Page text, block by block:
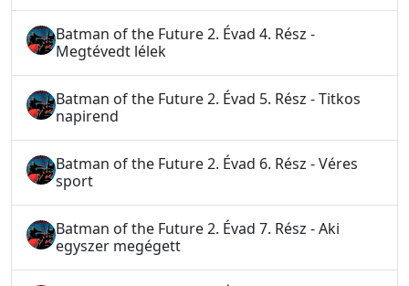
Batman of the Future 2. Évad 4. Rész -
Megtévedt lélek
Batman of the Future 2. Évad 5. Rész - Titkos
napirend
Batman of the Future 2. Évad 6. Rész - Véres
sport
Batman of the Future 2. Évad 7. Rész - Aki
egyszer megégett